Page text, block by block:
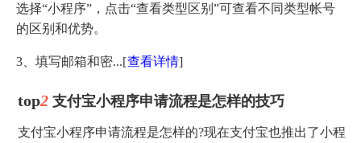
选择“小程序”，点击“查看类型区别”可查看不同类型帐号
的区别和优势。
3、填写邮箱和密...[查看详情]
top2 支付宝小程序申请流程是怎样的技巧
支付宝小程序申请流程是怎样的?现在支付宝也推出了小程